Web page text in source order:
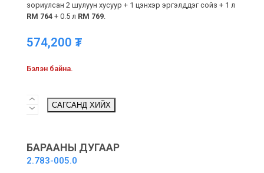
зориулсан 2 шулуун хусуур + 1 цэнхэр эргэлддэг сойз + 1 л
RM 764+ 0.5 л RM 769.
574,200 ₮
Бэлэн байна.
Carpet
cleaning
-
Хивс
САГСАНД ХИЙХ
БАРААНЫ ДУГААР
2.783-005.0